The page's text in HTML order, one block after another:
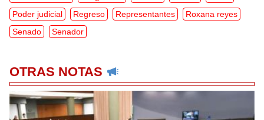
Poder judicial
Regreso Representantes
Roxana reyes
Senado
Senador
OTRAS NOTAS